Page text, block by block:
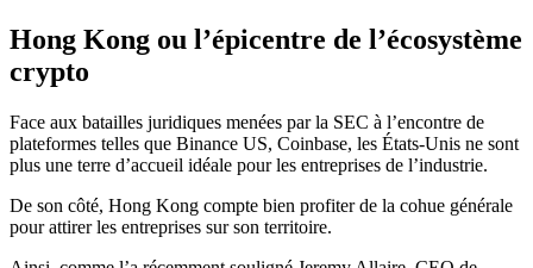
Hong Kong ou l’épicentre de l’écosystème
crypto
Face aux batailles juridiques menées par la SEC à l’encontre de
plateformes telles que Binance US, Coinbase, les États-Unis ne sont
plus une terre d’accueil idéale pour les entreprises de l’industrie.
De son côté, Hong Kong compte bien profiter de la cohue générale
pour attirer les entreprises sur son territoire.